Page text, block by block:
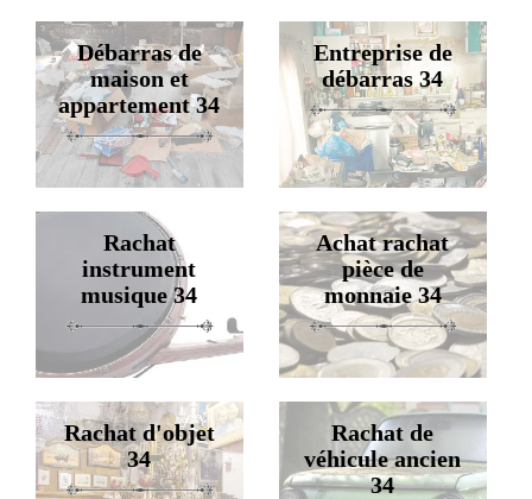
Débarras de
maison et
appartement 34
Entreprise de
débarras 34
Rachat
instrument
musique 34
Achat rachat
pièce de
monnaie 34
Rachat d'objet
34
Rachat de
véhicule ancien
34